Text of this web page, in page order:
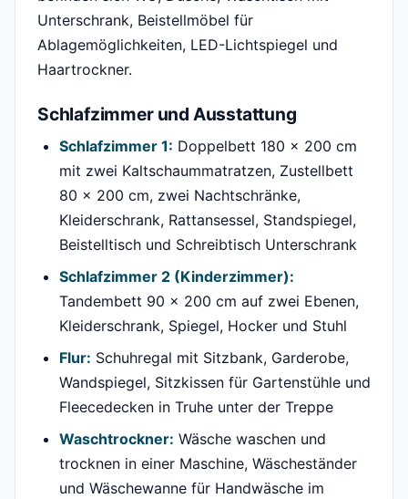
Unterschrank, Beistellmöbel für
Ablagemöglichkeiten, LED-Lichtspiegel und
Haartrockner.
Schlafzimmer und Ausstattung
Schlafzimmer 1: Doppelbett 180 × 200 cm
mit zwei Kaltschaummatratzen, Zustellbett
80 × 200 cm, zwei Nachtschränke,
Kleiderschrank, Rattansessel, Standspiegel,
Beistelltisch und Schreibtisch Unterschrank
Schlafzimmer 2 (Kinderzimmer):
Tandembett 90 × 200 cm auf zwei Ebenen,
Kleiderschrank, Spiegel, Hocker und Stuhl
Flur: Schuhregal mit Sitzbank, Garderobe,
Wandspiegel, Sitzkissen für Gartenstühle und
Fleecedecken in Truhe unter der Treppe
Waschtrockner: Wäsche waschen und
trocknen in einer Maschine, Wäscheständer
und Wäschewanne für Handwäsche im